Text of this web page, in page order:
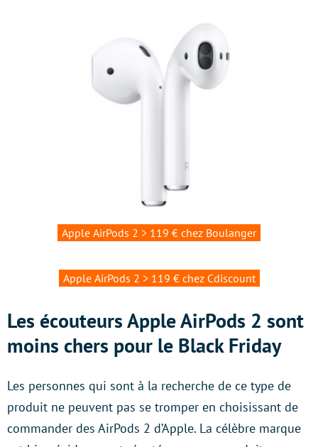
Apple AirPods 2 > 119 € chez Boulanger
Apple AirPods 2 > 119 € chez Cdiscount
Les écouteurs Apple AirPods 2 sont
moins chers pour le Black Friday
Les personnes qui sont à la recherche de ce type de
produit ne peuvent pas se tromper en choisissant de
commander des AirPods 2 d’Apple. La célèbre marque